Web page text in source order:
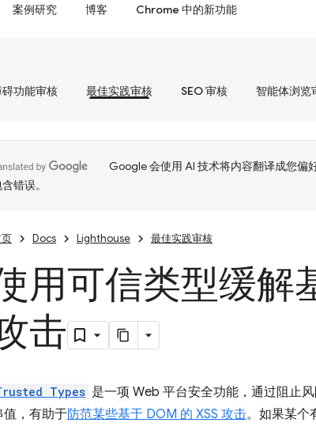
案例研究 博客 Chrome 中的新功能
功能审核 最佳实践审核 SEO 审核 智能体浏览
Google 会使用 AI 技术将内容翻译成您偏
错误。
Docs Lighthouse 最佳实践审核
用可信类型缓解
击
Types 是一项 Web 平台安全功能，通过阻止
值，有助于防范某些基于 DOM 的 XSS 攻击。如果某个